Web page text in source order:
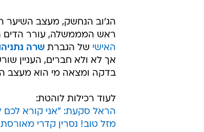
הג'וב הנחשק, מעצב השיער
ראש המממשלה, עורר הדים
האישי של הגברת שרה
אך לא ולא חברים, העניין
בדקה ומצאה מי הוא מעצב
לעוד רכילות לוהטת:
הראל סקעת: "אני קורא לכם
מזל טוב! נסרין קדרי מאורסת